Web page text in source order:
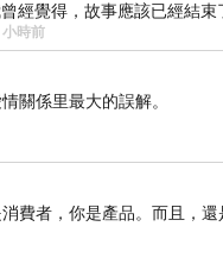
【DOUBLE】圓領開
經覺得，故事應該已經結束
倒塌，七個人終於離開那片
小時前
關係里最大的誤解。
費者，你是產品。而且，